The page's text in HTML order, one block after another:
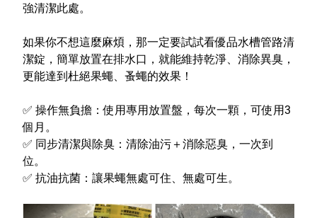
強清潔此處。
如果你不想這麼麻煩，那一定要試試看優品水槽管路清
潔錠，簡單放置在排水口，就能維持乾淨、消除異臭，
更能達到杜絕果蠅、蚤蠅的效果！
✅ 操作無負擔 ：使用專用放置盤，每次一顆，可使用3
個月。
✅ 同步清潔與除臭 ：清除油污＋消除惡臭，一次到
位。
✅ 抗油抗菌 ：讓果蠅無處可住、無處可生。